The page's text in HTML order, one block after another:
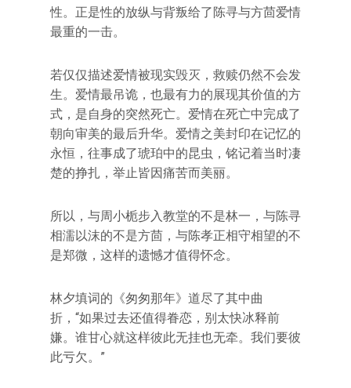
性。正是性的放纵与背叛给了陈寻与方茴爱情
最重的一击。
若仅仅描述爱情被现实毁灭，救赎仍然不会发
生。爱情最吊诡，也最有力的展现其价值的方
式，是自身的突然死亡。爱情在死亡中完成了
朝向审美的最后升华。爱情之美封印在记忆的
永恒，往事成了琥珀中的昆虫，铭记着当时凄
楚的挣扎，举止皆因痛苦而美丽。
所以，与周小栀步入教堂的不是林一，与陈寻
相濡以沫的不是方茴，与陈孝正相守相望的不
是郑微，这样的遗憾才值得怀念。
林夕填词的《匆匆那年》道尽了其中曲
折，“如果过去还值得眷恋，别太快冰释前
嫌。谁甘心就这样彼此无挂也无牵。我们要彼
此亏欠。”